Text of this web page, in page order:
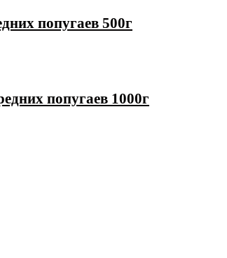
попугаев 500г
попугаев 1000г